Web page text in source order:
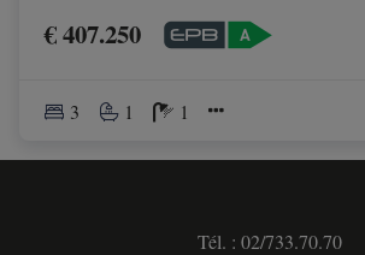
€ 407.250
3 1 1
Tél. : 02/733.70.70